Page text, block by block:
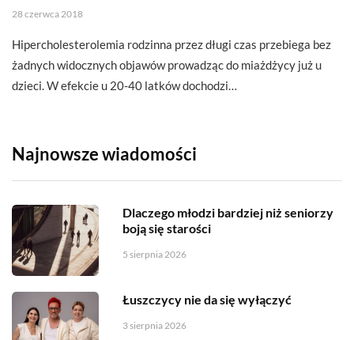
28 czerwca 2018
Hipercholesterolemia rodzinna przez długi czas przebiega bez
żadnych widocznych objawów prowadząc do miażdżycy już u
dzieci. W efekcie u 20-40 latków dochodzi…
Najnowsze wiadomości
Dlaczego młodzi bardziej niż seniorzy
boją się starości
5 sierpnia 2026
Łuszczycy nie da się wyłączyć
3 sierpnia 2026